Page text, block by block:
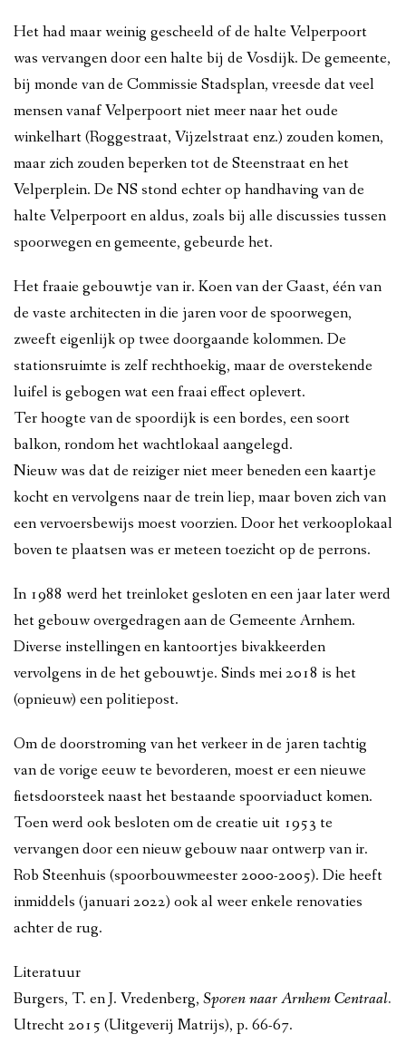
Het had maar weinig gescheeld of de halte Velperpoort
was vervangen door een halte bij de Vosdijk. De gemeente,
bij monde van de Commissie Stadsplan, vreesde dat veel
mensen vanaf Velperpoort niet meer naar het oude
winkelhart (Roggestraat, Vijzelstraat enz.) zouden komen,
maar zich zouden beperken tot de Steenstraat en het
Velperplein. De NS stond echter op handhaving van de
halte Velperpoort en aldus, zoals bij alle discussies tussen
spoorwegen en gemeente, gebeurde het.
Het fraaie gebouwtje van ir. Koen van der Gaast, één van
de vaste architecten in die jaren voor de spoorwegen,
zweeft eigenlijk op twee doorgaande kolommen. De
stationsruimte is zelf rechthoekig, maar de overstekende
luifel is gebogen wat een fraai effect oplevert.
Ter hoogte van de spoordijk is een bordes, een soort
balkon, rondom het wachtlokaal aangelegd.
Nieuw was dat de reiziger niet meer beneden een kaartje
kocht en vervolgens naar de trein liep, maar boven zich van
een vervoersbewijs moest voorzien. Door het verkooplokaal
boven te plaatsen was er meteen toezicht op de perrons.
In 1988 werd het treinloket gesloten en een jaar later werd
het gebouw overgedragen aan de Gemeente Arnhem.
Diverse instellingen en kantoortjes bivakkeerden
vervolgens in de het gebouwtje. Sinds mei 2018 is het
(opnieuw) een politiepost.
Om de doorstroming van het verkeer in de jaren tachtig
van de vorige eeuw te bevorderen, moest er een nieuwe
fietsdoorsteek naast het bestaande spoorviaduct komen.
Toen werd ook besloten om de creatie uit 1953 te
vervangen door een nieuw gebouw naar ontwerp van ir.
Rob Steenhuis (spoorbouwmeester 2000-2005). Die heeft
inmiddels (januari 2022) ook al weer enkele renovaties
achter de rug.
Literatuur
Burgers, T. en J. Vredenberg, Sporen naar Arnhem Centraal.
Utrecht 2015 (Uitgeverij Matrijs), p. 66-67.